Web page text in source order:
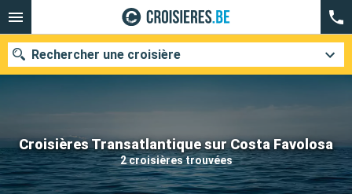
Croisières Transatlantique sur Costa Favolosa
2 croisières trouvées
Rechercher une croisière
Nos destinations
Mois de départ